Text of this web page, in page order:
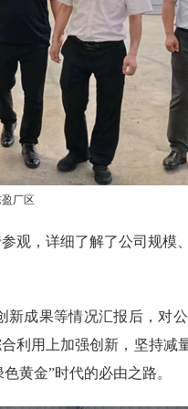
厂区
观，详细了解了公司规模
成果等情况汇报后，对
利用上加强创新，坚持减
黄金”时代的必由之路。